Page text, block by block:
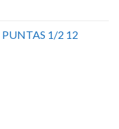
PUNTAS 1/2 12